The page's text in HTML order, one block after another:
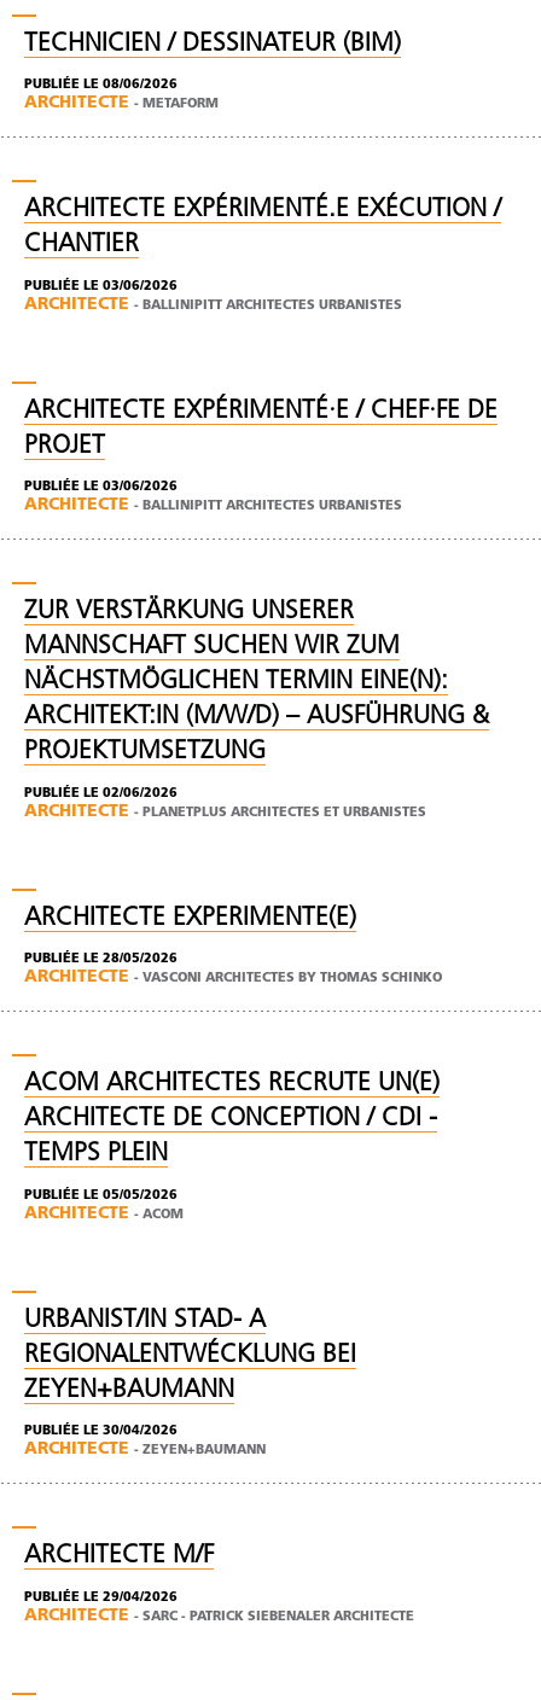
TECHNICIEN / DESSINATEUR (BIM)
PUBLIÉE LE 08/06/2026
ARCHITECTE - METAFORM
ARCHITECTE EXPÉRIMENTÉ.E EXÉCUTION /
CHANTIER
PUBLIÉE LE 03/06/2026
ARCHITECTE - BALLINIPITT ARCHITECTES URBANISTES
ARCHITECTE EXPÉRIMENTÉ·E / CHEF·FE DE
PROJET
PUBLIÉE LE 03/06/2026
ARCHITECTE - BALLINIPITT ARCHITECTES URBANISTES
ZUR VERSTÄRKUNG UNSERER
MANNSCHAFT SUCHEN WIR ZUM
NÄCHSTMÖGLICHEN TERMIN EINE(N):
ARCHITEKT:IN (M/W/D) – AUSFÜHRUNG &
PROJEKTUMSETZUNG
PUBLIÉE LE 02/06/2026
ARCHITECTE - PLANETPLUS ARCHITECTES ET URBANISTES
ARCHITECTE EXPERIMENTE(E)
PUBLIÉE LE 28/05/2026
ARCHITECTE - VASCONI ARCHITECTES BY THOMAS SCHINKO
ACOM ARCHITECTES RECRUTE UN(E)
ARCHITECTE DE CONCEPTION / CDI -
TEMPS PLEIN
PUBLIÉE LE 05/05/2026
ARCHITECTE - ACOM
URBANIST/IN STAD- A
REGIONALENTWÉCKLUNG BEI
ZEYEN+BAUMANN
PUBLIÉE LE 30/04/2026
ARCHITECTE - ZEYEN+BAUMANN
ARCHITECTE M/F
PUBLIÉE LE 29/04/2026
ARCHITECTE - SARC - PATRICK SIEBENALER ARCHITECTE